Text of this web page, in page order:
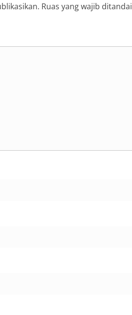
Ruas yang wajib ditandai